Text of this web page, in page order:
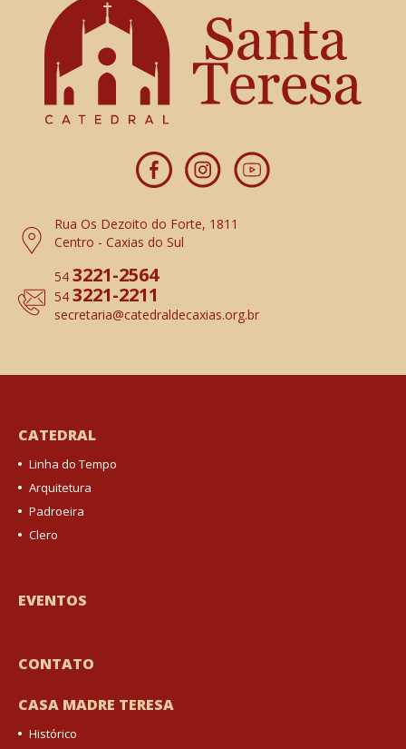
Rua Os Dezoito do Forte, 1811
Centro - Caxias do Sul
54 3221-2564
54 3221-2211
secretaria@catedraldecaxias.org.br
CATEDRAL
Linha do Tempo
Arquitetura
Padroeira
Clero
EVENTOS
CONTATO
CASA MADRE TERESA
Histórico